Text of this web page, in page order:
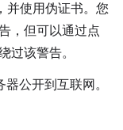
并使用伪证书。您
，但可以通过点
过该警告。
公开到互联网。